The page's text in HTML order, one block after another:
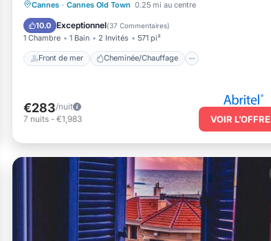
Cannes · Cannes Old Town 0.25 mi au centre
10.0 Exceptionnel(37 Commentaires)
1 Chambre 1 Bain 2 Invités 571 pi²
Front de mer Cheminée/Chauffage
Front de mer
Cheminée/Chauffage
Vue sur l’océan
Balcon/Terrasse
€283/nuit
7 nuits - €1,983 VOIR L’OFFRE